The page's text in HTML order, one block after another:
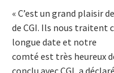
« C’est un grand plaisir
de CGI. Ils nous traitent
longue date et notre
comté est très heureux
conclu avec CGI, a déclaré